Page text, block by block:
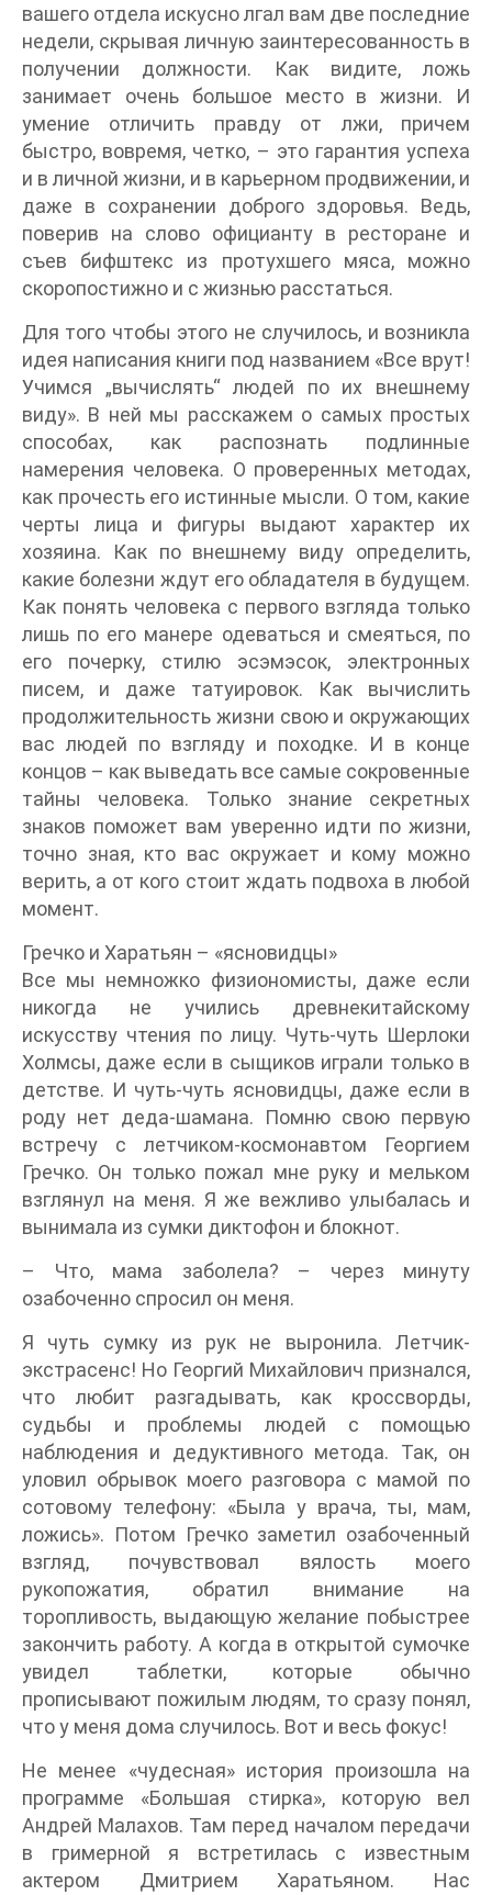
вашего отдела искусно лгал вам две последние
недели, скрывая личную заинтересованность в
получении должности. Как видите, ложь
занимает очень большое место в жизни. И
умение отличить правду от лжи, причем
быстро, вовремя, четко, – это гарантия успеха
и в личной жизни, и в карьерном продвижении, и
даже в сохранении доброго здоровья. Ведь,
поверив на слово официанту в ресторане и
съев бифштекс из протухшего мяса, можно
скоропостижно и с жизнью расстаться.
Для того чтобы этого не случилось, и возникла
идея написания книги под названием «Все врут!
Учимся „вычислять“ людей по их внешнему
виду». В ней мы расскажем о самых простых
способах, как распознать подлинные
намерения человека. О проверенных методах,
как прочесть его истинные мысли. О том, какие
черты лица и фигуры выдают характер их
хозяина. Как по внешнему виду определить,
какие болезни ждут его обладателя в будущем.
Как понять человека с первого взгляда только
лишь по его манере одеваться и смеяться, по
его почерку, стилю эсэмэсок, электронных
писем, и даже татуировок. Как вычислить
продолжительность жизни свою и окружающих
вас людей по взгляду и походке. И в конце
концов – как выведать все самые сокровенные
тайны человека. Только знание секретных
знаков поможет вам уверенно идти по жизни,
точно зная, кто вас окружает и кому можно
верить, а от кого стоит ждать подвоха в любой
момент.
Гречко и Харатьян – «ясновидцы»
Все мы немножко физиономисты, даже если
никогда не учились древнекитайскому
искусству чтения по лицу. Чуть-чуть Шерлоки
Холмсы, даже если в сыщиков играли только в
детстве. И чуть-чуть ясновидцы, даже если в
роду нет деда-шамана. Помню свою первую
встречу с летчиком-космонавтом Георгием
Гречко. Он только пожал мне руку и мельком
взглянул на меня. Я же вежливо улыбалась и
вынимала из сумки диктофон и блокнот.
– Что, мама заболела? – через минуту
озабоченно спросил он меня.
Я чуть сумку из рук не выронила. Летчик-
экстрасенс! Но Георгий Михайлович признался,
что любит разгадывать, как кроссворды,
судьбы и проблемы людей с помощью
наблюдения и дедуктивного метода. Так, он
уловил обрывок моего разговора с мамой по
сотовому телефону: «Была у врача, ты, мам,
ложись». Потом Гречко заметил озабоченный
взгляд, почувствовал вялость моего
рукопожатия, обратил внимание на
торопливость, выдающую желание побыстрее
закончить работу. А когда в открытой сумочке
увидел таблетки, которые обычно
прописывают пожилым людям, то сразу понял,
что у меня дома случилось. Вот и весь фокус!
Не менее «чудесная» история произошла на
программе «Большая стирка», которую вел
Андрей Малахов. Там перед началом передачи
в гримерной я встретилась с известным
актером Дмитрием Харатьяном. Нас